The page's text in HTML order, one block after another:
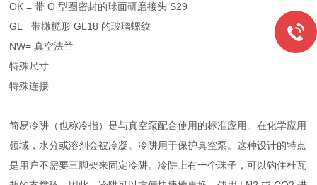
OK = 带 O 型圈密封的球面研磨接头 S29
GL= 带橄榄形 GL18 的玻璃螺纹
NW= 真空法兰
特殊尺寸
特殊连接
简易冷阱（也称冷指）是与真空泵配合使用的标准应用。在化学应用
领域，水分或溶剂会被冷凝。冷阱用于保护真空泵。这种设计的特点
是用户不需要三脚架来固定冷阱。冷阱上有一个珠子，可以钩住杜瓦